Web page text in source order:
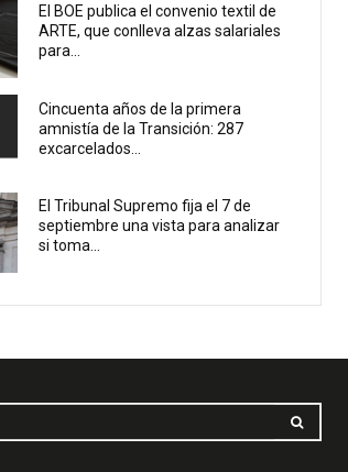
El BOE publica el convenio textil de
ARTE, que conlleva alzas salariales
para...
Cincuenta años de la primera
amnistía de la Transición: 287
excarcelados...
El Tribunal Supremo fija el 7 de
septiembre una vista para analizar
si toma...